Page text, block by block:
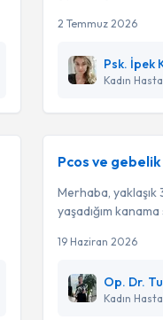
2 Temmuz 2026
Psk. İpek
Kadın
Pcos ve gebelik
Merhaba, yaklaşık
yaşadığım
19 Haziran 2026
Op. Dr.
Kadın